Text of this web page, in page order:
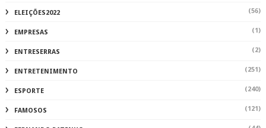
ELEIÇÕES2022 (56)
EMPRESAS (1)
ENTRESERRAS (2)
ENTRETENIMENTO (251)
ESPORTE (240)
FAMOSOS (121)